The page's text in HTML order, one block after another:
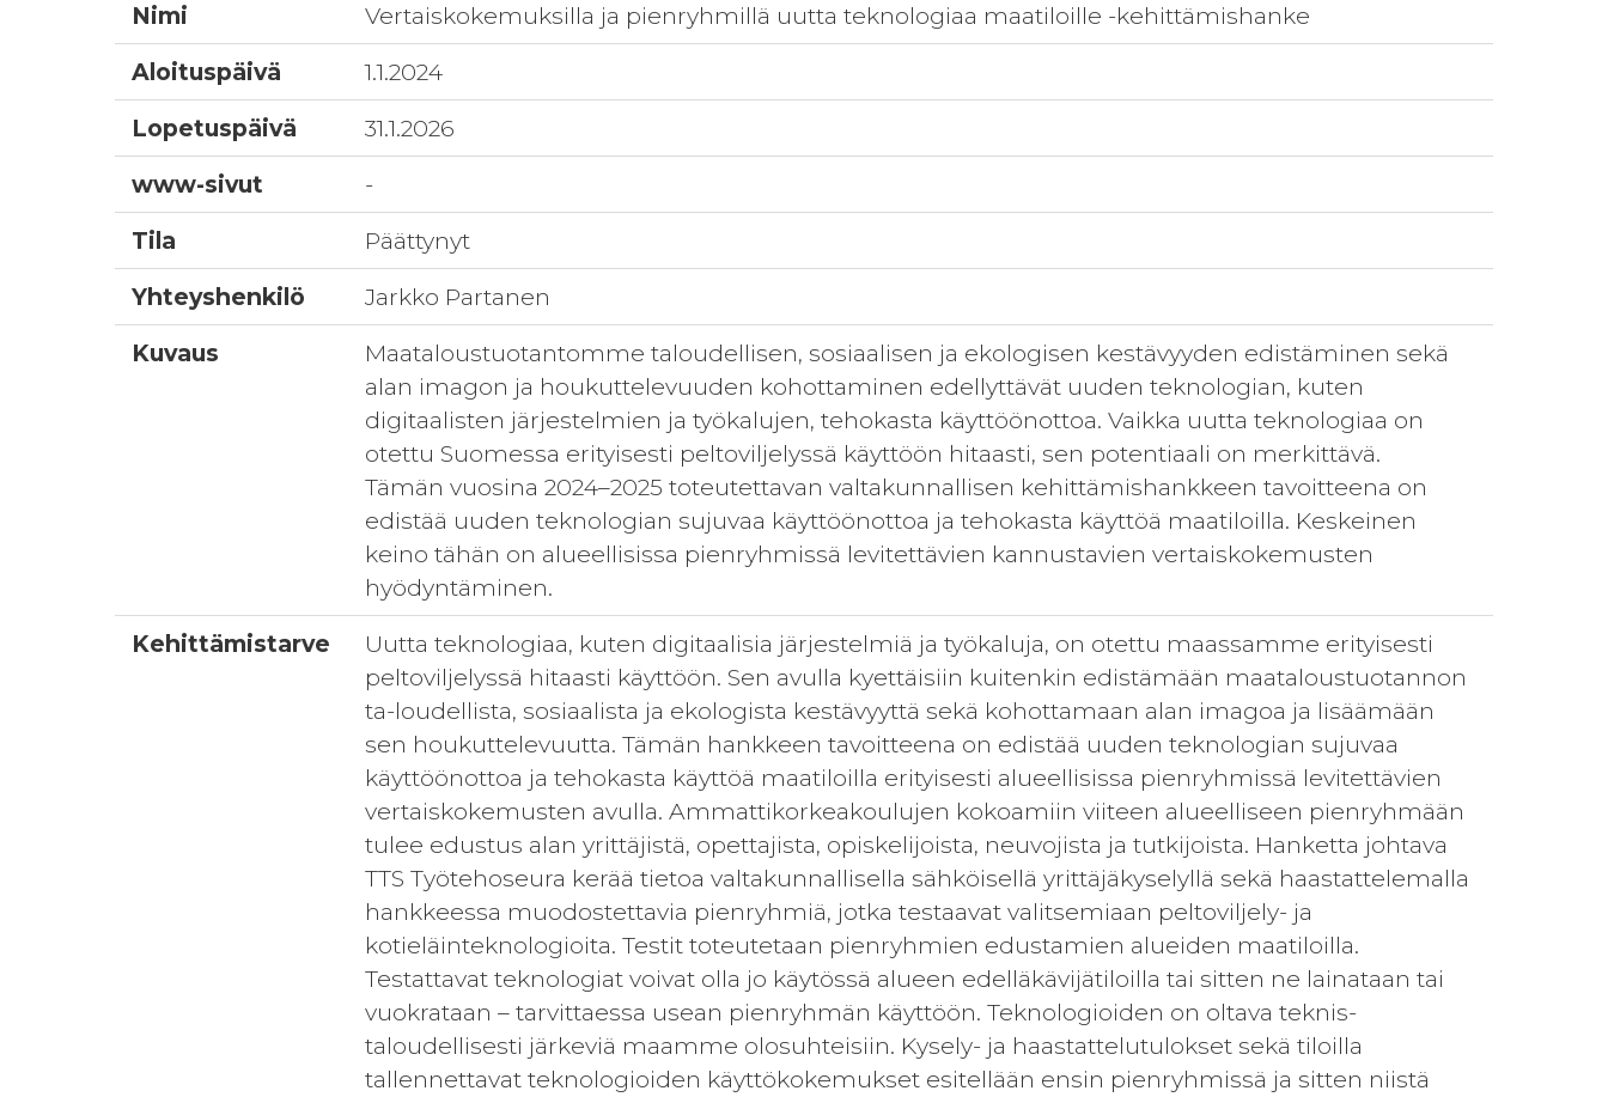
Nimi
Vertaiskokemuksilla ja pienryhmillä uutta teknologiaa maatiloille -kehittämishanke
Aloituspäivä
1.1.2024
Lopetuspäivä
31.1.2026
www-sivut
-
Tila
Päättynyt
Yhteyshenkilö
Jarkko Partanen
Kuvaus
Maataloustuotantomme taloudellisen, sosiaalisen ja ekologisen kestävyyden edistäminen sekä
alan imagon ja houkuttelevuuden kohottaminen edellyttävät uuden teknologian, kuten
digitaalisten järjestelmien ja työkalujen, tehokasta käyttöönottoa. Vaikka uutta teknologiaa on
otettu Suomessa erityisesti peltoviljelyssä käyttöön hitaasti, sen potentiaali on merkittävä.
Tämän vuosina 2024–2025 toteutettavan valtakunnallisen kehittämishankkeen tavoitteena on
edistää uuden teknologian sujuvaa käyttöönottoa ja tehokasta käyttöä maatiloilla. Keskeinen
keino tähän on alueellisissa pienryhmissä levitettävien kannustavien vertaiskokemusten
hyödyntäminen.
Kehittämistarve
Uutta teknologiaa, kuten digitaalisia järjestelmiä ja työkaluja, on otettu maassamme erityisesti
peltoviljelyssä hitaasti käyttöön. Sen avulla kyettäisiin kuitenkin edistämään maataloustuotannon
ta-loudellista, sosiaalista ja ekologista kestävyyttä sekä kohottamaan alan imagoa ja lisäämään
sen houkuttelevuutta. Tämän hankkeen tavoitteena on edistää uuden teknologian sujuvaa
käyttöönottoa ja tehokasta käyttöä maatiloilla erityisesti alueellisissa pienryhmissä levitettävien
vertaiskokemusten avulla. Ammattikorkeakoulujen kokoamiin viiteen alueelliseen pienryhmään
tulee edustus alan yrittäjistä, opettajista, opiskelijoista, neuvojista ja tutkijoista. Hanketta johtava
TTS Työtehoseura kerää tietoa valtakunnallisella sähköisellä yrittäjäkyselyllä sekä haastattelemalla
hankkeessa muodostettavia pienryhmiä, jotka testaavat valitsemiaan peltoviljely- ja
kotieläinteknologioita. Testit toteutetaan pienryhmien edustamien alueiden maatiloilla.
Testattavat teknologiat voivat olla jo käytössä alueen edelläkävijätiloilla tai sitten ne lainataan tai
vuokrataan – tarvittaessa usean pienryhmän käyttöön. Teknologioiden on oltava teknis-
taloudellisesti järkeviä maamme olosuhteisiin. Kysely- ja haastattelutulokset sekä tiloilla
tallennettavat teknologioiden käyttökokemukset esitellään ensin pienryhmissä ja sitten niistä